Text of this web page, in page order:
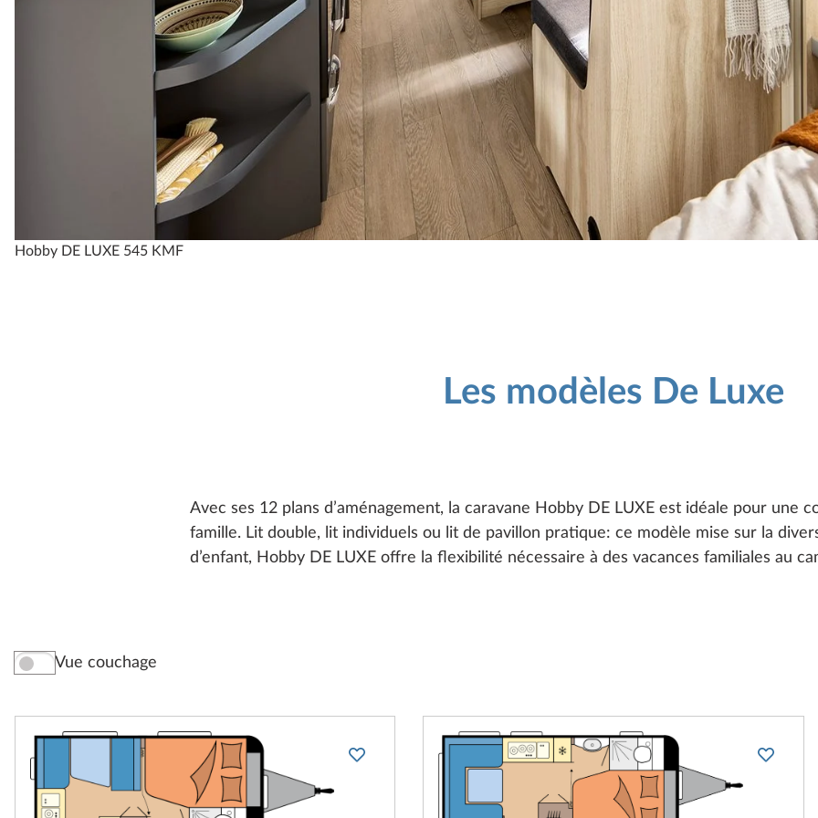
Hobby DE LUXE 545 KMF
Les modèles De Luxe
Avec ses 12 plans d’aménagement, la caravane Hobby DE LUXE est idéale pour une
famille. Lit double, lit individuels ou lit de pavillon pratique: ce modèle mise sur la
d’enfant, Hobby DE LUXE offre la flexibilité nécessaire à des vacances familiales au
Vue couchage